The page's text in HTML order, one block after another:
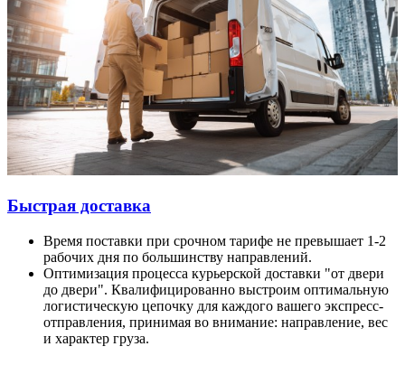
Быстрая доставка
Время поставки при срочном тарифе не превышает 1-2
рабочих дня по большинству направлений.
Оптимизация процесса курьерской доставки "от двери
до двери". Квалифицированно выстроим оптимальную
логистическую цепочку для каждого вашего экспресс-
отправления, принимая во внимание: направление, вес
и характер груза.